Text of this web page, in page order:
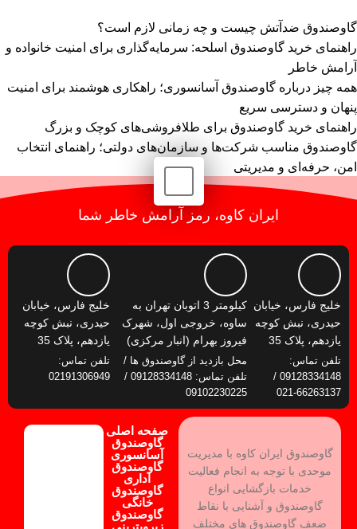
گاوصندوق ضدآتش چیست و چه زمانی لازم است؟
راهنمای خرید گاوصندوق اسلحه: سرمایه‌گذاری برای امنیت خانواده و
آرامش خاطر
همه چیز درباره گاوصندوق آسانسوری؛ راهکاری هوشمند برای امنیت
پنهان و دسترسی سریع
راهنمای خرید گاوصندوق برای طلافروشی‌های کوچک و بزرگ
گاوصندوق مناسب شرکت‌ها و سازمان‌های دولتی؛ راهنمای انتخاب
امن، حرفه‌ای و مدیریتی
ایران کاوه، رمز آرامش خاطر شما
خلیج فارس، خیابان
حیدری، نبش کوچه
یازدهم، پلاک 35
تلفن تماس:
09128334148 /
66263137-021
کیلومتر 3 اتوبان تهران به
ساوه، خروجی اول، شهرک
فیروز بهرام (انبار مرکزی)
محل بازدید از گاوصندوق ها /
تلفن تماس: 09128334148 /
09102230225
خلیج فارس، خیابان
حیدری، نبش کوچه
یازدهم، پلاک 35
تلفن تماس:
02191306949
گاوصندوق ایران کاوه با مدیریت
موحدی با توجه به انجام فعالیت
خدمات بازگشایی انواع
گاوصندوق و آشنایی با نقاط
ضعف گاوصندوق های مختلف
صفحه اصلی
گاوصندوق
آسانسوری
گاوصندوق
اداری
گاوصندوق
خانگی
گاوصندوق
زیرویترینی